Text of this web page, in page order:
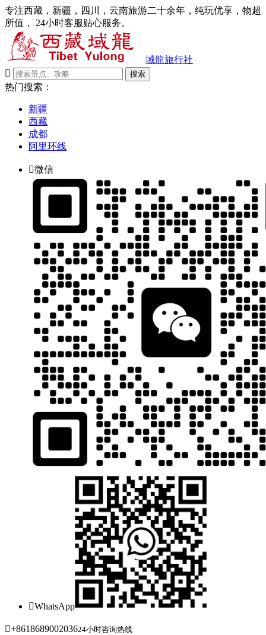
专注西藏，新疆，四川，云南旅游二十余年，纯玩优享，物超
所值， 24小时客服贴心服务。
域龍旅行社

搜索
热门搜索：
新疆
西藏
成都
阿里环线
微信
WhatsApp
+861868900203624小时咨询热线